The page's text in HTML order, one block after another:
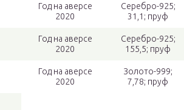
Год на аверсе
2020
Серебро-925;
31,1; пруф
Год на аверсе
2020
Серебро-925;
155,5; пруф
Год на аверсе
2020
Золото-999;
7,78; пруф